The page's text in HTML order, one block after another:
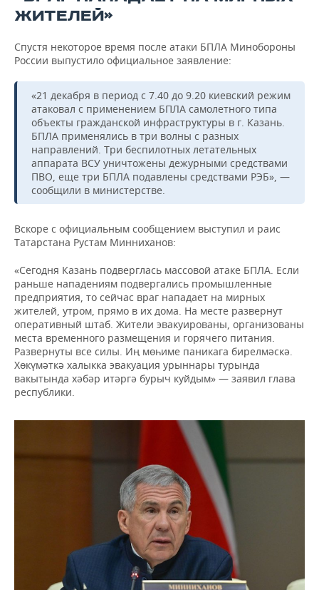
ЖИТЕЛЕЙ»
Спустя некоторое время после атаки БПЛА Минобороны
России выпустило официальное заявление:
«21 декабря в период с 7.40 до 9.20 киевский режим
атаковал c применением БПЛА самолетного типа
объекты гражданской инфраструктуры в г. Казань.
БПЛА применялись в три волны с разных
направлений. Три беспилотных летательных
аппарата ВСУ уничтожены дежурными средствами
ПВО, еще три БПЛА подавлены средствами РЭБ», —
сообщили в министерстве.
Вскоре с официальным сообщением выступил и раис
Татарстана Рустам Минниханов:
«Сегодня Казань подверглась массовой атаке БПЛА. Если
раньше нападениям подвергались промышленные
предприятия, то сейчас враг нападает на мирных
жителей, утром, прямо в их дома. На месте развернут
оперативный штаб. Жители эвакуированы, организованы
места временного размещения и горячего питания.
Развернуты все силы. Иң мөһиме паникага бирелмәскә.
Хөкүмәткә халыкка эвакуация урыннары турында
вакытында хәбәр итәргә бурыч куйдым» — заявил глава
республики.